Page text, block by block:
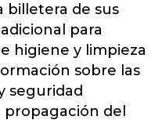
billetera de sus
para
higiene y limpieza
sobre las
seguridad
propagación del